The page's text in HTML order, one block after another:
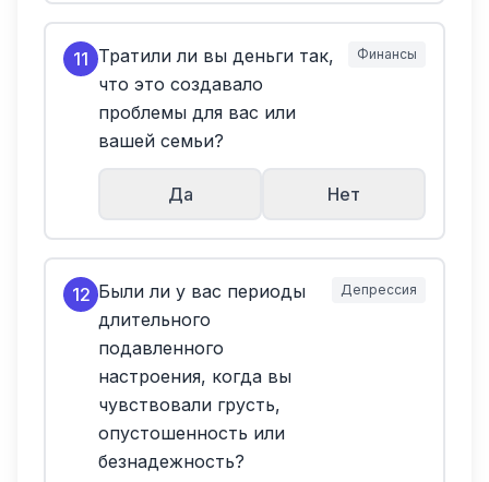
11 Тратили ли вы деньги так,
что это создавало
проблемы для вас или
вашей семьи?
Финансы
Да Нет
12 Были ли у вас периоды
длительного
подавленного
настроения, когда вы
чувствовали грусть,
опустошенность или
безнадежность?
Депрессия